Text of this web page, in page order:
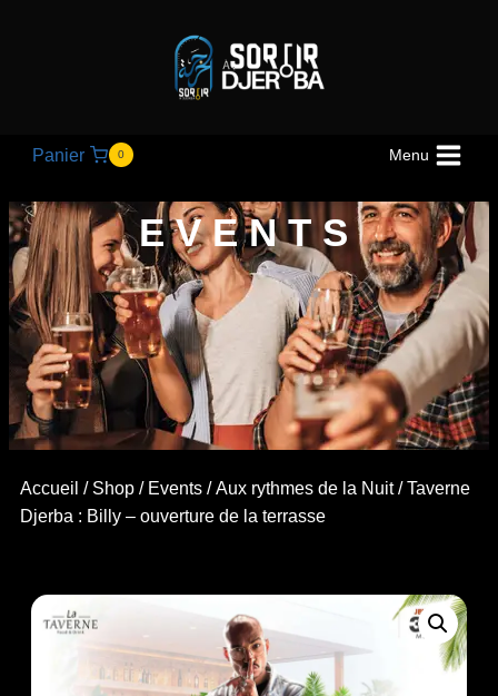
Panier 0 Menu
EVENTS
Accueil / Shop / Events /Aux rythmes de la Nuit/ Taverne
Djerba : Billy – ouverture de la terrasse